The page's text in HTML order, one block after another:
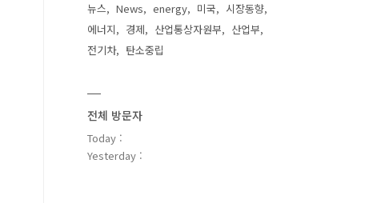
뉴스
News energy 미국
시장동향
에너지
경제 산업통상자원부
산업부
전기차
탄소중립
전체 방문자
Today :
Yesterday :